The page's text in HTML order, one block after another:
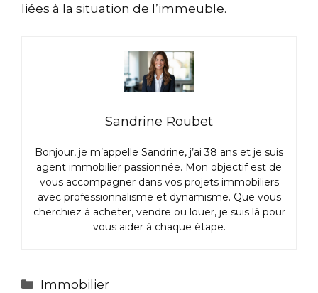
liées à la situation de l’immeuble.
Sandrine Roubet
Bonjour, je m’appelle Sandrine, j’ai 38 ans et je suis
agent immobilier passionnée. Mon objectif est de
vous accompagner dans vos projets immobiliers
avec professionnalisme et dynamisme. Que vous
cherchiez à acheter, vendre ou louer, je suis là pour
vous aider à chaque étape.
Catégories
Immobilier